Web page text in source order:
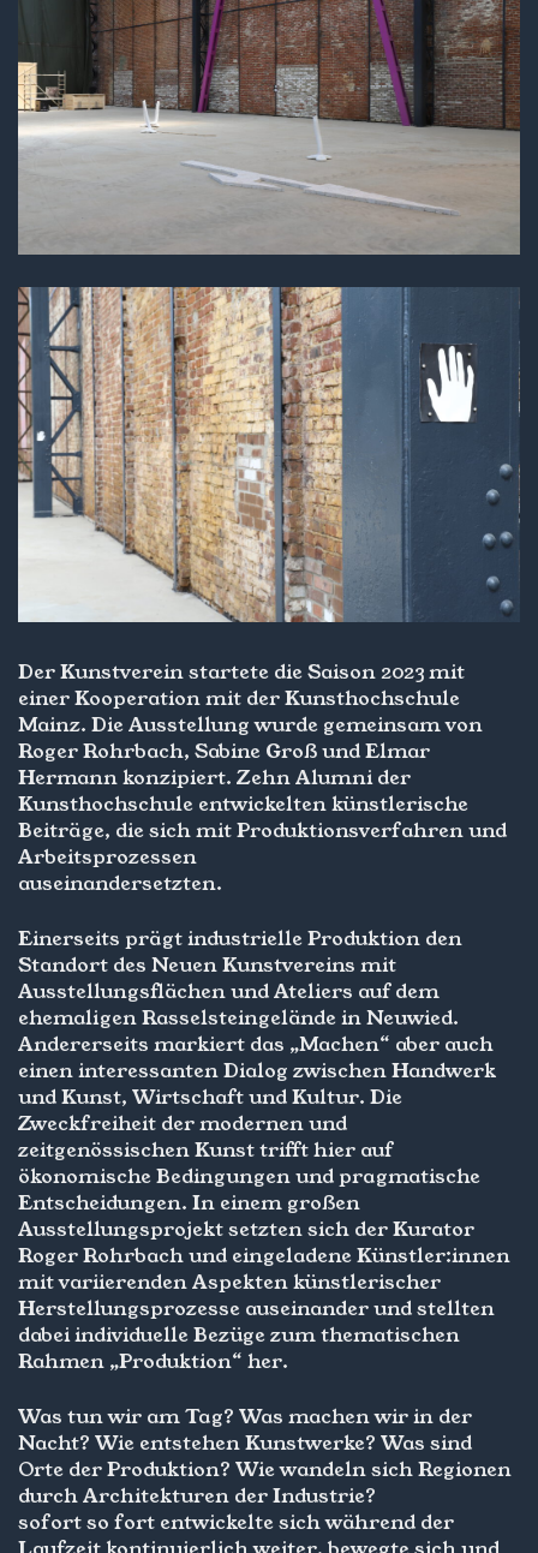
Der Kunstverein startete die Saison 2023 mit
einer Kooperation mit der Kunsthochschule
Mainz. Die Ausstellung wurde gemeinsam von
Roger Rohrbach, Sabine Groß und Elmar
Hermann konzipiert. Zehn Alumni der
Kunsthochschule entwickelten künstlerische
Beiträge, die sich mit Produktionsverfahren und
Arbeitsprozessen
auseinandersetzten.
Einerseits prägt industrielle Produktion den
Standort des Neuen Kunstvereins mit
Ausstellungsflächen und Ateliers auf dem
ehemaligen Rasselsteingelände in Neuwied.
Andererseits markiert das „Machen“ aber auch
einen interessanten Dialog zwischen Handwerk
und Kunst, Wirtschaft und Kultur. Die
Zweckfreiheit der modernen und
zeitgenössischen Kunst trifft hier auf
ökonomische Bedingungen und pragmatische
Entscheidungen. In einem großen
Ausstellungsprojekt setzten sich der Kurator
Roger Rohrbach und eingeladene Künstler:innen
mit variierenden Aspekten künstlerischer
Herstellungsprozesse auseinander und stellten
dabei individuelle Bezüge zum thematischen
Rahmen „Produktion“ her.
Was tun wir am Tag? Was machen wir in der
Nacht? Wie entstehen Kunstwerke? Was sind
Orte der Produktion? Wie wandeln sich Regionen
durch Architekturen der Industrie?
sofort so fort entwickelte sich während der